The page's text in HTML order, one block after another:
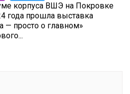
корпуса ВШЭ на Покровке
года прошла выставка
— просто о главном»